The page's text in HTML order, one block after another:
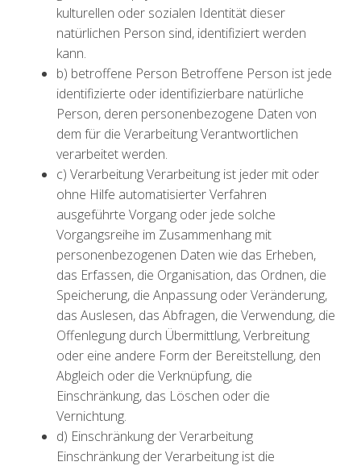
kulturellen oder sozialen Identität dieser
natürlichen Person sind, identifiziert werden
kann.
b) betroffene Person Betroffene Person ist jede
identifizierte oder identifizierbare natürliche
Person, deren personenbezogene Daten von
dem für die Verarbeitung Verantwortlichen
verarbeitet werden.
c) Verarbeitung Verarbeitung ist jeder mit oder
ohne Hilfe automatisierter Verfahren
ausgeführte Vorgang oder jede solche
Vorgangsreihe im Zusammenhang mit
personenbezogenen Daten wie das Erheben,
das Erfassen, die Organisation, das Ordnen, die
Speicherung, die Anpassung oder Veränderung,
das Auslesen, das Abfragen, die Verwendung, die
Offenlegung durch Übermittlung, Verbreitung
oder eine andere Form der Bereitstellung, den
Abgleich oder die Verknüpfung, die
Einschränkung, das Löschen oder die
Vernichtung.
d) Einschränkung der Verarbeitung
Einschränkung der Verarbeitung ist die